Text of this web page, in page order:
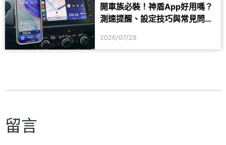
開車族必裝！神盾App好用嗎？
測速提醒、設定技巧與常見問題
2026/07/28
留言